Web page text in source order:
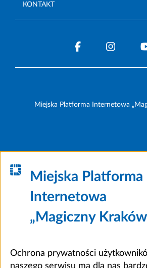
KONTAKT
Miejska Platforma Internetowa
Miejska Platforma
Internetowa
„Magiczny
Ochrona prywatności
naszego serwisu ma dla nas